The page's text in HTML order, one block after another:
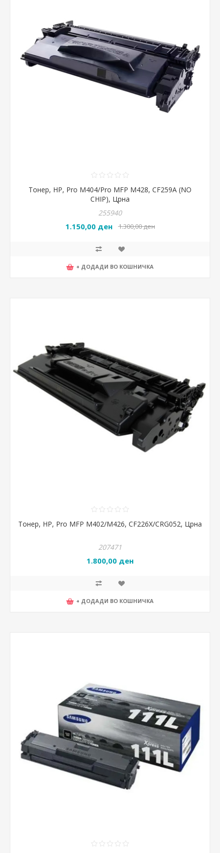
Тонер, HP, Pro M404/Pro MFP M428, CF259A (NO
CHIP), Црна
255940
1.150,00 ден 1.300,00 ден
+ ДОДАДИ ВО КОШНИЧКА
Тонер, HP, Pro MFP M402/M426, CF226X/CRG052, Црна
207471
1.800,00 ден
+ ДОДАДИ ВО КОШНИЧКА